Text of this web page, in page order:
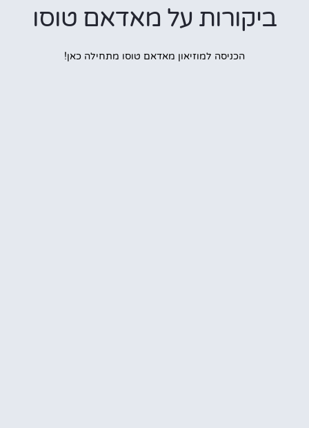
ביקורות על מאדאם טוסו
הכניסה למוזיאון מאדאם טוסו מתחילה כאן!